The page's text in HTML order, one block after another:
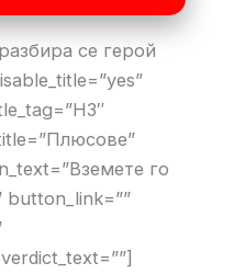
се герой
го
button_link=””